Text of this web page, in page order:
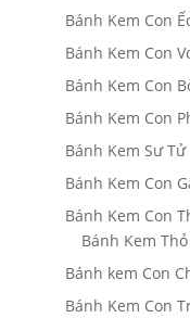
Bánh Kem Con
Bánh Kem Con
Bánh Kem Con
Bánh Kem Con
Bánh Kem Sư Tử
Bánh Kem Con
Bánh Kem Con
Bánh Kem
Bánh kem Con
Bánh Kem Con